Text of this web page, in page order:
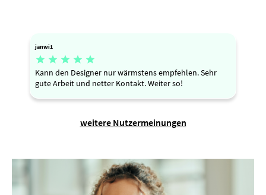
janwi1
    
Kann den Designer nur wärmstens empfehlen. Sehr
gute Arbeit und netter Kontakt. Weiter so!
weitere Nutzermeinungen